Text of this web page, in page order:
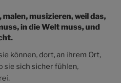
musizieren, weil das,
in die Welt muss, und
können, dort, an ihrem Ort,
sie sich sicher fühlen,